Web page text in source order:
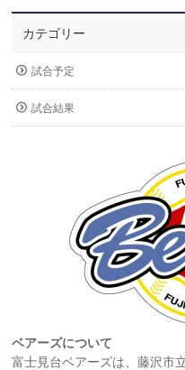
カテゴリー
試合予定
試合結果
ベアーズについて
富士見台ベアーズは、藤沢市